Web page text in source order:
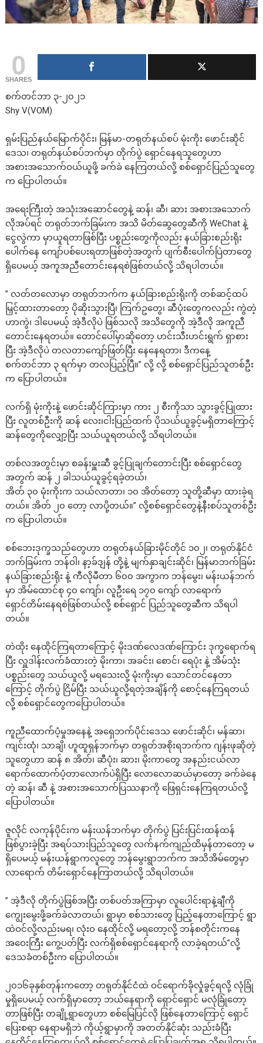
0
SHARES
စက်တင်ဘာ ၃-၂၀၂၁
Shy V(VOM)
ရှမ်းပြည်နယ်မြောက်ပိုင်း၊ မြန်မာ-တရုတ်နယ်စပ် မုံးကိုး ဖောင်းဆိုင်
ဒေသ၊ တရုတ်နယ်စပ်ဘက်မှာ တိုက်ပွဲ ရှောင်နေရသူတွေဟာ
အစားအသောက်ဝယ်ယူဖို့ ခက်ခဲ နေကြတယ်လို့ စစ်ရှောင်ပြည်သူတွေ
က ပြောပါတယ်။
အရေးကြီးတဲ့ အသုံးအဆောင်တွေနဲ့ ဆန်၊ ဆီ၊ ဆား အစားအသောက်
လိုအပ်ရင် တရုတ်ဘက်ခြမ်းက အသိ မိတ်ဆွေတွေဆီကို WeChat နဲ့
ငွေလွဲကာ မှာယူရတာဖြစ်ပြီး ပစ္စည်းတွေကိုလည်း နယ်ခြားစည်းရိုး
ပေါက်နေ ကျော်ပစ်ပေးရတာ‌ဖြစ်တဲ့အတွက် ပျက်စီးပေါက်ပြဲတာတွေ
ရှိပေမယ့် အကူအညီတောင်း‌နေရစဲဖြစ်တယ်လို့ သိရပါတယ်။
” လတ်တလောမှာ တရုတ်ဘက်က နယ်ခြားစည်းရိုးကို တစ်ဆင့်ထပ်
မြှင့်ထားတာတော့ ပိုဆိုးသွားပြီ၊ ကြက်ဥတွေ၊ ဆီပုံးတွေကလည်း ကွဲတဲ့
ဟာကွဲ၊ ဒါပေမယ့် အဲ့ဒီလိုပဲ ဖြစ်သလို အသိတွေကို အဲ့ဒီလို အကူညီ
တောင်းနေရတယ်။ တောင်ပေါ်မှာဆိုတော့ ဟင်းသီးဟင်းရွက် ရှာစား
ပြီး အဲ့ဒီလိုပဲ တလတာကျော်ဖြတ်ပြီး နေနေရတာ၊ ဒီ‌ကနေ့
စက်တင်ဘာ ၃ ရက်မှာ တလပြည့်ပြီ။” လို့ လို့ စစ်ရှောင်ပြည်သူတစ်ဦး
က ပြောပါတယ်။
လက်ရှိ မုံးကိုးနဲ့ ဖောင်းဆိုင်ကြားမှာ ကား ၂ စီးကိုသာ သွားခွင့်ပြုထား
ပြီး လူတစ်ဦးကို ဆန် လေး၊ငါးပြည်ထက် ပိုသယ်ယူခွင့်မရှိတာကြောင့်
ဆန်တွေကိုလျှော့ပြီး သယ်ယူရတယ်လို့ သိရပါတယ်။
တစ်လအတွင်းမှာ စခန်းမှူးဆီ ခွင့်ပြုချက်တောင်းပြီး စစ်ရှောင်တွေ
အတွက် ဆန် ၂ ခါသယ်ယူခွင့်ရခဲ့တယ်၊
အိတ် ၃၀ မုံးကိုးက သယ်လာတာ၊ ၁၀ အိတ်တော့ သူတို့ဆီမှာ ထားခဲ့ရ
တယ်။ အိတ် ၂၀ တော့ လာပို့တယ်။” လို့စစ်ရှောင်တွေနဲ့နီးစပ်သူတစ်ဦး
က ပြောပါတယ်။
စစ်ဘေးဒုက္ခသည်တွေဟာ တရုတ်နယ်ခြားမိုင်တိုင် ၁၀၂၊ တရုတ်နိုင်ငံ
ဘက်ခြမ်းက ဘန်ဝါ၊ နာ့ခ်ဒျန် တို့နဲ့ မျက်နှာချင်းဆိုင်၊ မြန်မာဘက်ခြမ်း
နယ်ခြားစည်းရိုး နဲ့ ကီလိုမီတာ ၆၀၀ အကွာက ဘန်မွေး၊ မန်းယန်ဘက်
မှာ အိမ်ထောင်စု ၄၀ ကျော်၊ လူဦးရေ ၁၇၀ ကျော် လာရောက်
ရှောင်တိမ်းနေရစဲဖြစ်တယ်လို့ စစ်‌ရှောင် ပြည်သူတွေဆီက သိရပါ
တယ်။
တဲထိုး နေထိုင်ကြရတာကြောင့် မိုးဒဏ်လေဒဏ်ကြောင်း ဒုက္ခရောက်ရ
ပြီး လှူဒါန်းလက်ခံထားတဲ့ မိုးကာ၊ အခင်း၊ စောင်၊ ရေပုံး နဲ့ အိမ်သုံး
ပစ္စည်းတွေ သယ်ယူလို့ မရသေးလို့ မုံးကိုးမှာ သောင်တင်နေတာ
ကြောင့် တိုက်ပွဲ ငြိမ်ပြီး သယ်ယူလို့ရတဲ့အချိန်ကို စောင့်နေကြရတယ်
လို့ စစ်ရှောင်တွေကပြောပါတယ်။
ကူညီထောက်ပံ့မှုအနေနဲ့ အရှေဘက်ပိုင်းဒေသ ဖောင်းဆိုင်၊ မန်ဆာ၊
ကျင်းထုံ၊ သာချိ၊ ဟူထူရှန်ဘက်မှာ တရုတ်အစိုးရဘက်က ဂျန်းဖုဆိုတဲ့
သူတွေဟာ ဆန် ၈ အိတ်၊ ဆီပုံး၊ ဆား၊ မိုးကာတွေ အနည်းငယ်လာ
ရောက်ထောက်ပံ့တာလောက်ပဲရှိပြီး လောလောဆယ်မှာတော့ ခက်ခဲနေ
တဲ့ ဆန်၊ ဆီ နဲ့ အစားအသောက်ပြဿနာကို ဖြေရှင်းနေကြရတယ်လို့
ပြောပါတယ်။
ဇူလိုင် လကုန်ပိုင်းက မန်းယန်ဘက်မှာ တိုက်ပွဲ ပြင်းပြင်းထန်ထန်
ဖြစ်ပွားခဲ့ပြီး အရပ်သားပြည်သူတွေ လက်နက်ကျည်ထိမှန်တာတော့ မ
ရှိပေမယ့် မန်းယန်ရွာကလူတွေ ဘန်မွေးရွာဘက်က အသိအိမ်တွေမှာ
လာရောက် တိမ်းရှောင်နေကြာတယ်လို့ သိရပါတယ်။
” အဲ့ဒီလို တိုက်ပွဲဖြစ်အပြီး တစ်ပတ်အကြာမှာ လူပေါင်းရာနဲ့ချီကို
ကျွေးမွေးဖို့ခက်ခဲလာတယ်၊ ရွာမှာ စစ်သား‌တွေ ပြည့်နေတာကြောင့် ရွာ
ထဲဝင်လို့လည်းမရ၊ လုံးဝ နေထိုင်လို့ မရတော့လို့ ဘန်စတိုင်းကနေ
အဝေးကြီး ကွေ့ပတ်ပြီး လက်ရှိစစ်ရှောင်နေရာကို လာခဲ့ရတယ်”လို့
ဒေသခံတစ်ဦးက ပြောပါတယ်။
၂၀၁၆ခုနှစ်တုန်းကတော့ တရုတ်နိုင်ငံထဲ ဝင်ရောက်ခိုလှုံခွင့်ရလို့ လုံခြုံ
မှုရှိပေမယ့် လက်ရှိမှာတော့ ဘယ်နေရာကို ရှောင်ရှောင် မလုံခြုံတော့
တာဖြစ်ပြီး တချို့ရွာတွေဟာ စစ်မြေပြင်လို ဖြစ်နေတာကြောင့် ရှောင်
ပြေးစရာ နေရာမရှိဘဲ ကိုယ့်ရွာမှာကို အတတ်နိုင်ဆုံး သည်းခံပြီး